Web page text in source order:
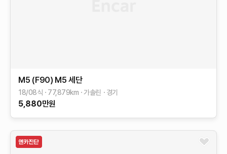
M5 (F90) M5 세단
18/08식 77,879km 가솔린 경기
5,880만원